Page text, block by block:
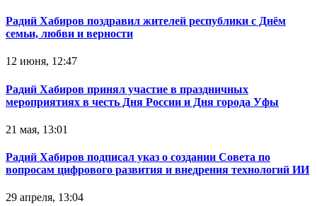
Радий Хабиров поздравил жителей республики с Днём
семьи, любви и верности
12 июня, 12:47
Радий Хабиров принял участие в праздничных
мероприятиях в честь Дня России и Дня города Уфы
21 мая, 13:01
Радий Хабиров подписал указ о создании Совета по
вопросам цифрового развития и внедрения технологий ИИ
29 апреля, 13:04